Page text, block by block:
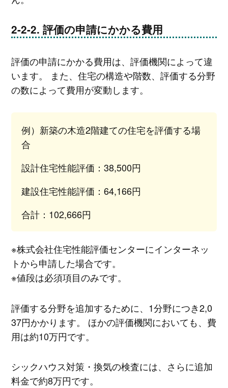
評価の申請にかかる費用
評価の申請にかかる費用は、評価機関によって違
います。 また、住宅の構造や階数、評価する分野
の数によって費用が変動します。
例）新築の木造2階建ての住宅を評価する場
合
設計住宅性能評価：38,500円
建設住宅性能評価：64,166円
合計：102,666円
※株式会社住宅性能評価センターにインターネッ
トから申請した場合です。
※値段は必須項目のみです。
評価する分野を追加するために、1分野につき2,0
37円かかります。 ほかの評価機関においても、費
用は約10万円です。
シックハウス対策・換気の検査には、さらに追加
料金で約8万円です。